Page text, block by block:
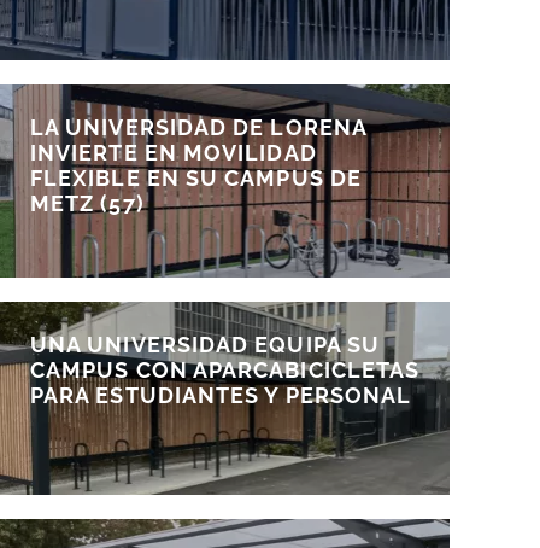
LA UNIVERSIDAD DE LORENA
INVIERTE EN MOVILIDAD
FLEXIBLE EN SU CAMPUS DE
METZ (57)
UNA UNIVERSIDAD EQUIPA SU
CAMPUS CON APARCABICICLETAS
PARA ESTUDIANTES Y PERSONAL